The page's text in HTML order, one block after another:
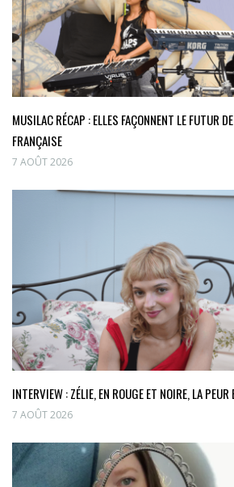
MUSILAC RÉCAP : ELLES FAÇONNENT LE FUTUR
FRANÇAISE
7 AOÛT 2026
INTERVIEW : ZÉLIE, EN ROUGE ET NOIRE, LA PEUR
7 AOÛT 2026